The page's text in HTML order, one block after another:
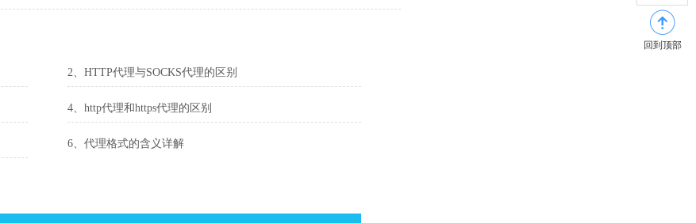
2、HTTP代理与SOCKS代理的区别
4、http代理和https代理的区别
6、代理格式的含义详解
回到顶部